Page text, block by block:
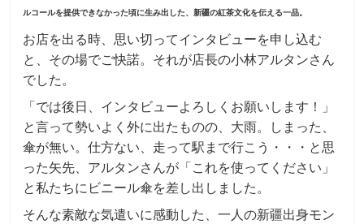
ルコールを提供できなかった頃に生み出した、新疆の紅茶文化を伝える一品。
お店を出る時、思い切ってインタビューを申し込む
と、その場でご快諾。それが店長の小林アルタンさん
でした。
「では後日、インタビューよろしくお願いします！」
と言って勢いよく外に出たものの、大雨。しまった、
傘が無い。仕方ない、走って駅まで行こう・・・と思
った矢先、アルタンさんが「これを使ってください」
と私たちにビニール傘を差し出しました。
そんな素敵な気遣いに感動した、一人の新疆出身モン